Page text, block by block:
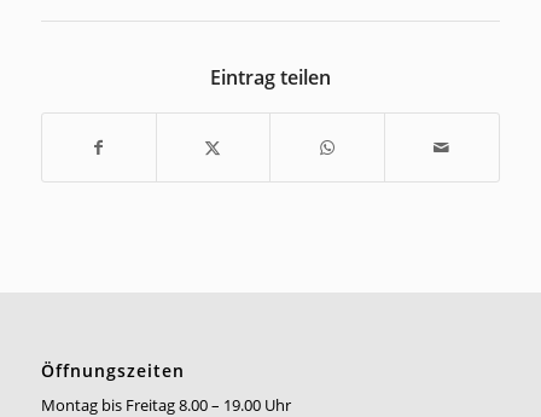
Eintrag teilen
Öffnungszeiten
Montag bis Freitag 8.00 – 19.00 Uhr